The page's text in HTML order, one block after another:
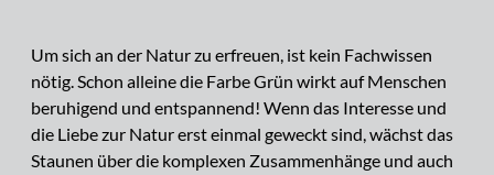
Um sich an der Natur zu erfreuen, ist kein Fachwissen
nötig. Schon alleine die Farbe Grün wirkt auf Menschen
beruhigend und entspannend! Wenn das Interesse und
die Liebe zur Natur erst einmal geweckt sind, wächst das
Staunen über die komplexen Zusammenhänge und auch